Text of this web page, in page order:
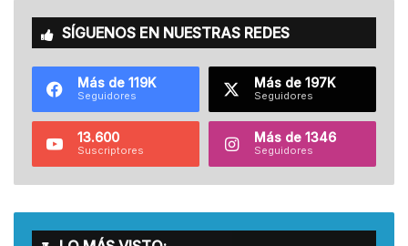
SÍGUENOS EN NUESTRAS REDES
Más de 119K
Seguidores
Más de 197K
Seguidores
13.600
Suscriptores
Más de 1346
Seguidores